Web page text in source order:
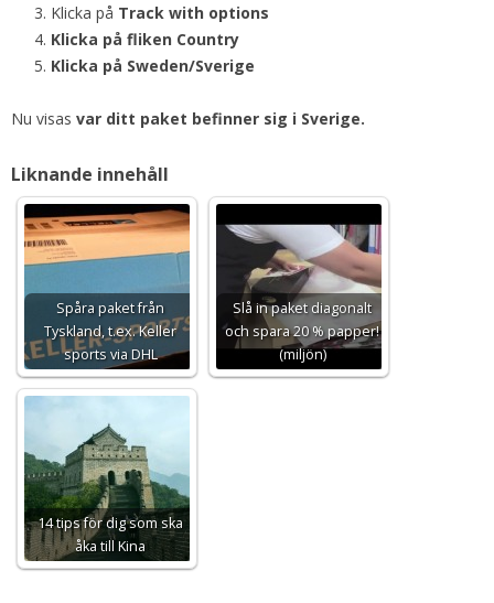
Klicka på Track with options
Klicka på fliken Country
Klicka på Sweden/Sverige
Nu visas var ditt paket befinner sig i Sverige.
Liknande innehåll
Spåra paket från
Tyskland, t.ex. Keller
sports via DHL
Slå in paket diagonalt
och spara 20 % papper!
(miljön)
14 tips för dig som ska
åka till Kina